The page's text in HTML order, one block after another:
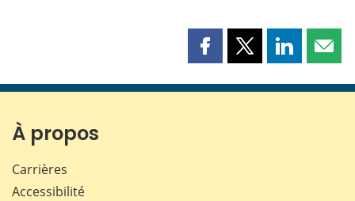
Partager
page
Partager
page
Partager
page page
À propos
Carrières
Accessibilité